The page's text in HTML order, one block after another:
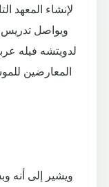
لإنشاء المعهد
ويواصل
لدويتشه فيله
المعارضين
ويشير إلى أنه